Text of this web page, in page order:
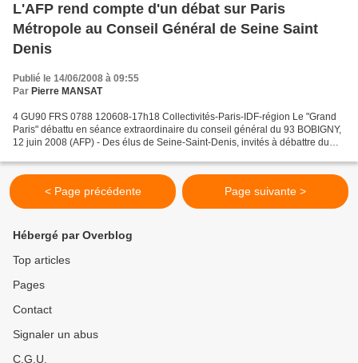
L'AFP rend compte d'un débat sur Paris
Métropole au Conseil Général de Seine Saint
Denis
Publié le 14/06/2008 à 09:55
Par Pierre MANSAT
4 GU90 FRS 0788 120608-17h18 Collectivités-Paris-IDF-région Le "Grand
Paris" débattu en séance extraordinaire du conseil général du 93 BOBIGNY,
12 juin 2008 (AFP) - Des élus de Seine-Saint-Denis, invités à débattre du
< Page précédente Page suivante >
Hébergé par Overblog
Top articles
Pages
Contact
Signaler un abus
C.G.U.